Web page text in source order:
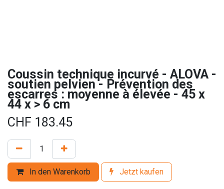
Coussin technique incurvé - ALOVA -
soutien pelvien - Prévention des
escarres : moyenne à élevée - 45 x
44 x > 6 cm
CHF 183.45
In den Warenkorb Jetzt kaufen